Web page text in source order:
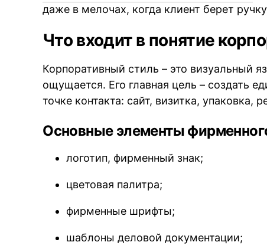
даже в мелочах, когда клиент берет
Что входит в понятие
Корпоративный стиль – это визуальный
ощущается. Его главная цель – создать
точке контакта: сайт, визитка, упаковка,
Основные элементы
логотип, фирменный знак;
цветовая палитра;
фирменные шрифты;
шаблоны деловой документации;